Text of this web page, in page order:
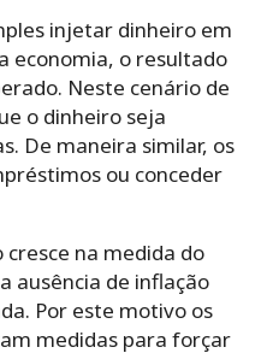
injetar dinheiro em
economia, o resultado
Neste cenário de
o dinheiro seja
De maneira similar, os
ou conceder
cresce na medida do
ausência de inflação
Por este motivo os
medidas para forçar